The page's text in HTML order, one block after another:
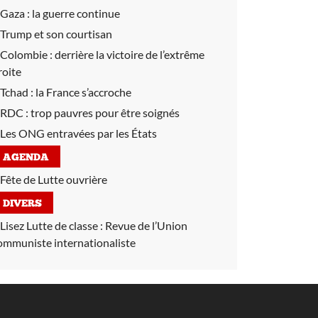
Gaza : la guerre continue
Trump et son courtisan
Colombie : derrière la victoire de l’extrême
Tchad : la France s’accroche
RDC : trop pauvres pour être soignés
Les ONG entravées par les États
AGENDA
Fête de Lutte ouvrière
DIVERS
Lisez Lutte de classe : Revue de l’Union
internationaliste